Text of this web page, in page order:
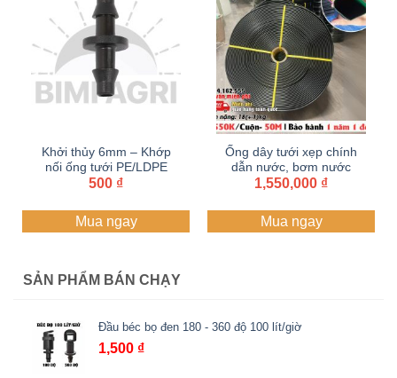
Khởi thủy 6mm – Khớp
nối ống tưới PE/LDPE
6mm 2 đầu gân
500 ₫
Mua ngay
Ống dây tưới xẹp chính
dẫn nước, bơm nước
90 Dây dẫn tưới PE ,
mềm dẫn nước, ống tải
nước | Cuộn 50 mét
1,550,000 ₫
Mua ngay
SẢN PHẨM BÁN CHẠY
Đầu béc bọ đen 180 - 360 độ 100 lít/giờ
1,500 ₫